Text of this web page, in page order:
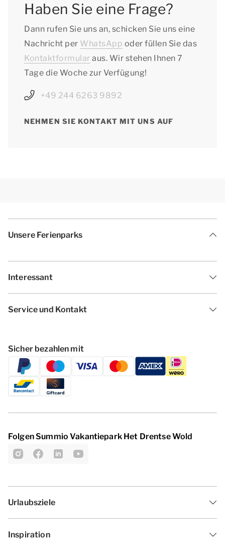
Haben Sie eine Frage?
Dann rufen Sie uns an, schicken Sie uns eine
Nachricht per WhatsApp oder füllen Sie das
Kontaktformular aus. Wir stehen Ihnen 7
Tage die Woche zur Verfügung!
+49 244 6263 9892
NEHMEN SIE KONTAKT MIT UNS AUF
Unsere Ferienparks
Interessant
Service und Kontakt
Sicher bezahlen mit
Folgen Summio Vakantiepark Het Drentse Wold
Urlaubsziele
Inspiration